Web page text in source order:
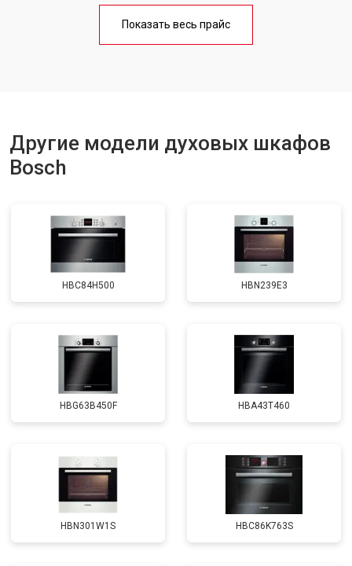
Показать весь прайс
Другие модели духовых шкафов
Bosch
HBC84H500 HBN239E3
HBG63B450F HBA43T460
HBN301W1S HBC86K763S